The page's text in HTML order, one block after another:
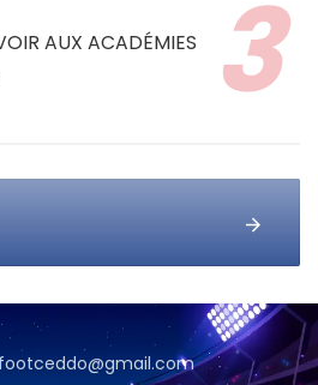
AUX ACADÉMIES